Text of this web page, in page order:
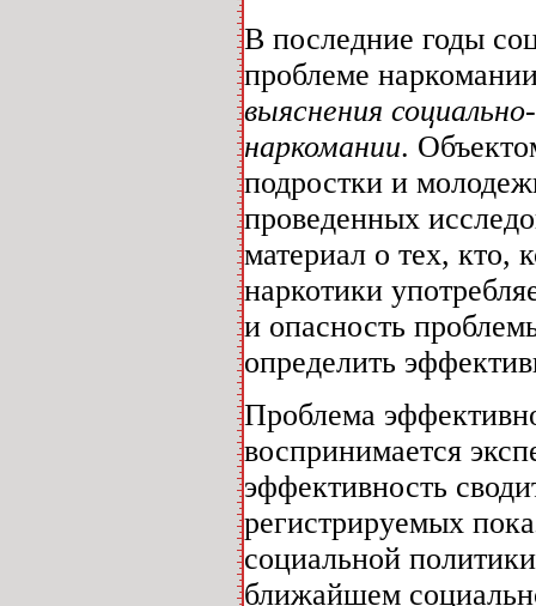
В последние годы
проблеме
выяснения
наркомании.
подростки и
проведенных
материал о тех, кто,
наркотики
и опасность
определить
Проблема
воспринимается
эффективность
регистрируемых
социальной
ближайшем